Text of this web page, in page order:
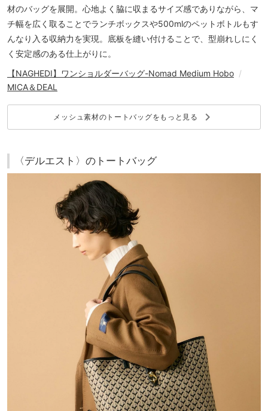
材のバッグを展開。心地よく脇に収まるサイズ感でありながら、マ
チ幅を広く取ることでランチボックスや500mlのペットボトルもす
んなり入る収納力を実現。
底板を縫い付けることで、型崩れしにく
く安定感のある仕上がりに。
【NAGHEDI】ワンショルダーバッグ-Nomad Medium Hobo /
MICA＆DEAL
メッシュ素材のトートバッグをもっと見る keyboard_arrow_right
〈デルエスト〉のトートバッグ